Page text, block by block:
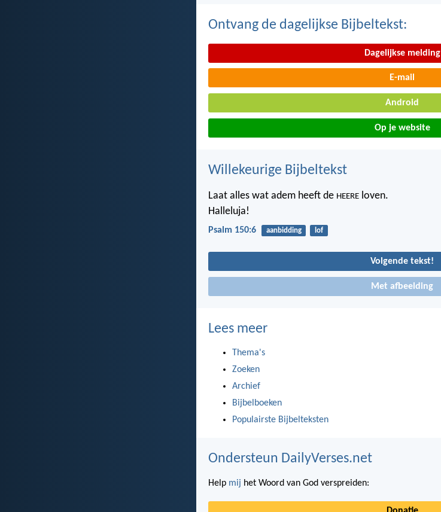
Ontvang de dagelijkse Bijbeltekst:
Dagelijkse melding
E-mail
Android
Op je website
Willekeurige Bijbeltekst
Laat alles wat adem heeft de HEERE loven.
Halleluja!
Psalm 150:6 aanbidding lof
Volgende tekst!
Met afbeelding
Lees meer
Thema's
Zoeken
Archief
Bijbelboeken
Populairste Bijbelteksten
Ondersteun DailyVerses.net
Help mij het Woord van God verspreiden: